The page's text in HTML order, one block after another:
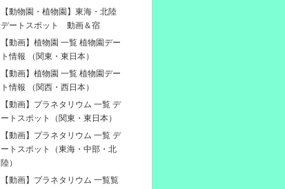
【動物園・植物園】東海・北陸
デートスポット 動画＆宿
【動画】植物園 一覧 植物園デー
ト情報 （関東・東日本）
【動画】植物園 一覧 植物園デー
ト情報 （関西・西日本）
【動画】プラネタリウム 一覧 デ
ートスポット（関東・東日本）
【動画】プラネタリウム 一覧 デ
ートスポット（東海・中部・北
陸）
【動画】プラネタリウム 一覧覧